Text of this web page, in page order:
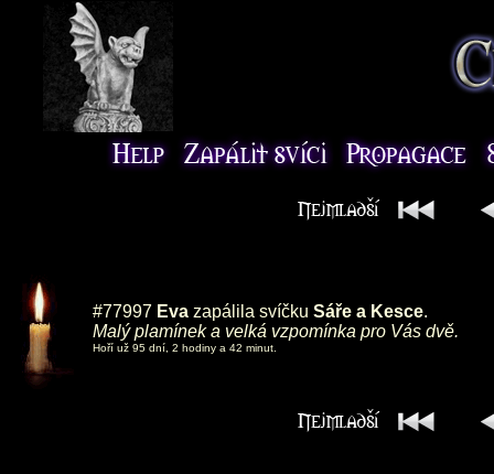
#77997 Eva zapálila svíčku Sáře a Kesce.
Malý plamínek a velká vzpomínka pro Vás dvě.
Hoří už 95 dní, 2 hodiny a 42 minut.